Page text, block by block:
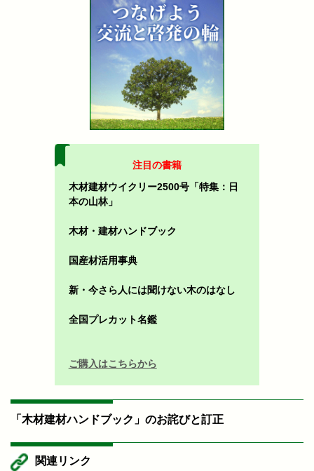
注目の書籍
木材建材ウイクリー2500号「特集：日
本の山林」
木材・建材ハンドブック
国産材活用事典
新・今さら人には聞けない木のはなし
全国プレカット名鑑
ご購入はこちらから
「木材建材ハンドブック」のお詫びと訂正
関連リンク